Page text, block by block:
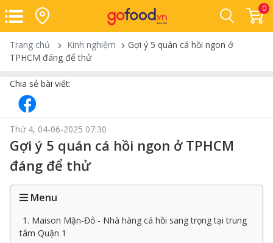
0
Trang chủ Kinh nghiệm
Gợi ý 5 quán cá hồi ngon ở
TPHCM đáng để thử
Chia sẻ bài viết:
Thứ 4, 04-06-2025 07:30
Gợi ý 5 quán cá hồi ngon ở TPHCM
đáng để thử
Menu
1. Maison Mận-Đỏ - Nhà hàng cá hồi sang trọng tại trung
tâm Quận 1